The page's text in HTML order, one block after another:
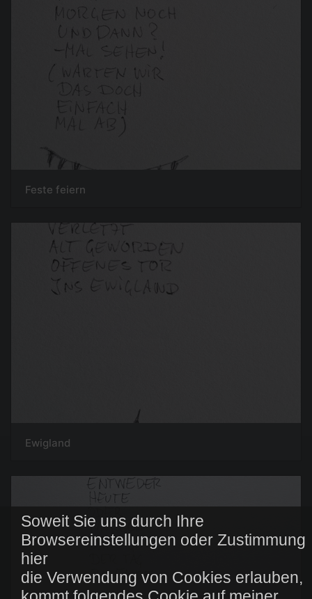
Soweit Sie uns durch Ihre
Browsereinstellungen oder Zustimmung
hier
die Verwendung von Cookies erlauben,
Feste feiern
Ewigland